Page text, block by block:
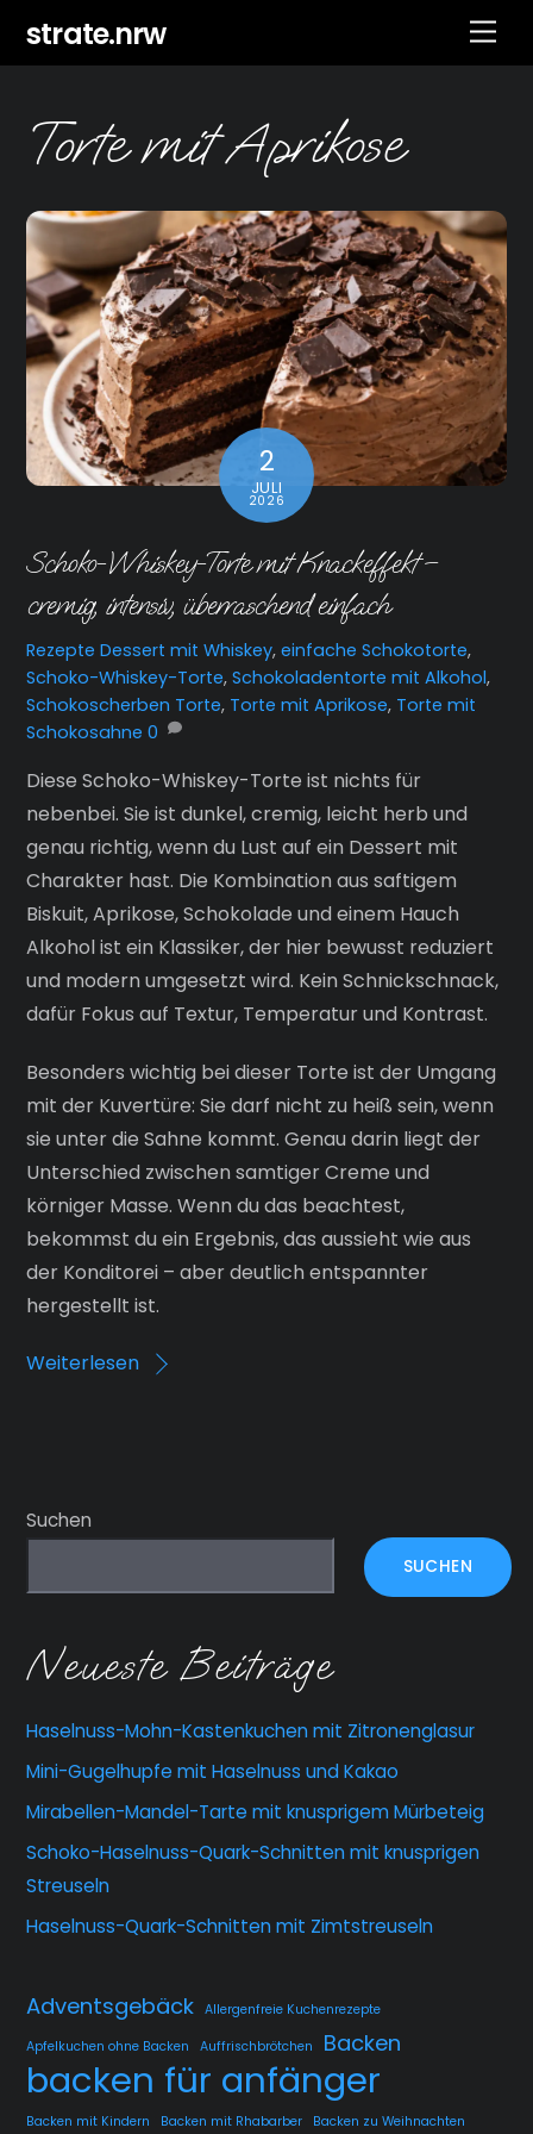
strate.nrw
Torte mit Aprikose
2
JULI
2026
Schoko-Whiskey-Torte mit Knackeffekt –
cremig, intensiv, überraschend einfach
Rezepte Dessert mit Whiskey,einfache Schokotorte,
Schoko-Whiskey-Torte,Schokoladentorte mit Alkohol,
Schokoscherben Torte, Torte mit Aprikose, Torte mit
Schokosahne 0
Diese Schoko-Whiskey-Torte ist nichts für
nebenbei. Sie ist dunkel, cremig, leicht herb und
genau richtig, wenn du Lust auf ein Dessert mit
Charakter hast. Die Kombination aus saftigem
Biskuit, Aprikose, Schokolade und einem Hauch
Alkohol ist ein Klassiker, der hier bewusst reduziert
und modern umgesetzt wird. Kein Schnickschnack,
dafür Fokus auf Textur, Temperatur und Kontrast.
Besonders wichtig bei dieser Torte ist der Umgang
mit der Kuvertüre: Sie darf nicht zu heiß sein, wenn
sie unter die Sahne kommt. Genau darin liegt der
Unterschied zwischen samtiger Creme und
körniger Masse. Wenn du das beachtest,
bekommst du ein Ergebnis, das aussieht wie aus
der Konditorei – aber deutlich entspannter
hergestellt ist.
Weiterlesen
Suchen
SUCHEN
Neueste Beiträge
Haselnuss-Mohn-Kastenkuchen mit Zitronenglasur
Mini-Gugelhupfe mit Haselnuss und Kakao
Mirabellen-Mandel-Tarte mit knusprigem Mürbeteig
Schoko-Haselnuss-Quark-Schnitten mit knusprigen
Streuseln
Haselnuss-Quark-Schnitten mit Zimtstreuseln
Adventsgebäck Allergenfreie Kuchenrezepte
Apfelkuchen ohne Backen Auffrischbrötchen Backen
backen für anfänger
Backen mit Kindern Backen mit Rhabarber Backen zu Weihnachten